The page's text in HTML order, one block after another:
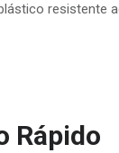
resistente
Rápido